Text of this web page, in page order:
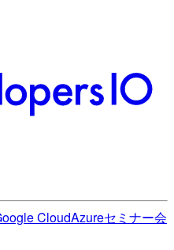
CloudAzureセミナー会